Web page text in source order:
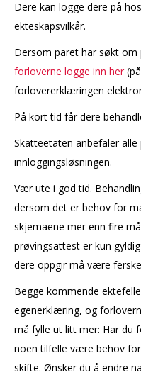
Dere kan logge dere på
ekteskapsvilkår.
Dersom paret har søkt
forloverne logge inn her
forlovererklæringen
På kort tid får dere
Skatteetaten anbefaler
innloggingsløsningen.
Vær ute i god tid.
dersom det er behov for
skjemaene mer enn fire
prøvingsattest er kun
dere oppgir må være
Begge kommende
egenerklæring, og
må fylle ut litt mer: Har du
noen tilfelle være behov
skifte. Ønsker du å endre